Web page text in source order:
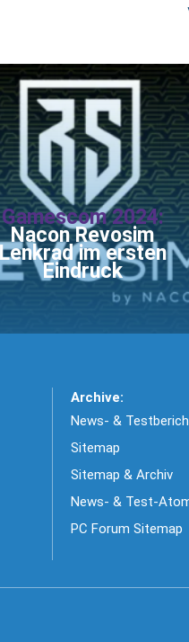
Gamescom 2024:
Nacon Revosim
Lenkrad im ersten
Eindruck
Archive:
News- &
Sitemap
Sitemap & Archiv
News- & Test-
PC Forum Sitemap